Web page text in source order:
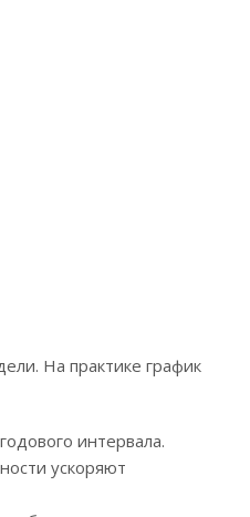
На практике график
интервала.
ускоряют